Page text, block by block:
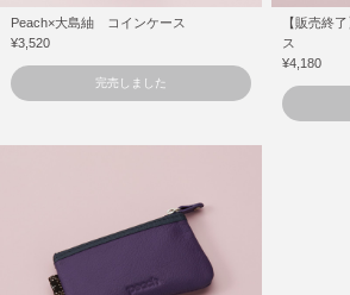
Peach×大島紬 コインケース
¥3,520
完売しました
【販売終
ス
¥4,180